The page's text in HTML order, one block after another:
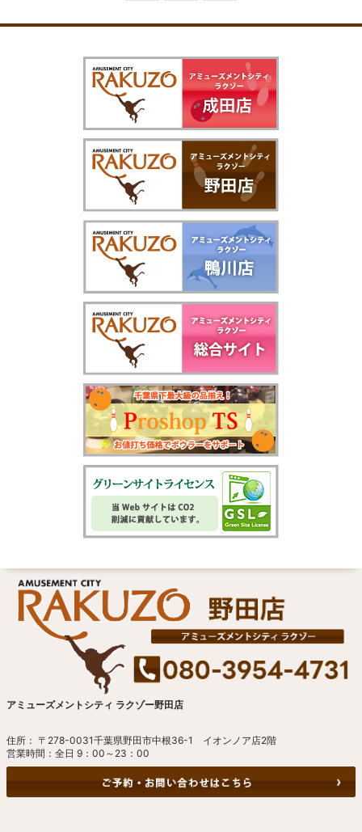
アミューズメントシティ ラクゾー野田店
住所： 〒278-0031千葉県野田市中根36-1 イオンノア店2階
営業時間：全日 9：00～23：00